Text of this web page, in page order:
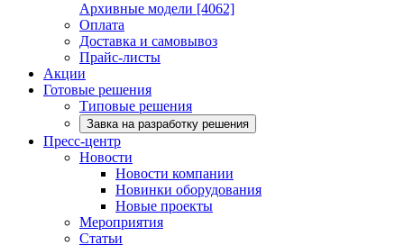
Архивные модели [4062]
Оплата
Доставка и самовывоз
Прайс-листы
Акции
Готовые решения
Типовые решения
Завка на разработку решения
Пресс-центр
Новости
Новости компании
Новинки оборудования
Новые проекты
Мероприятия
Статьи